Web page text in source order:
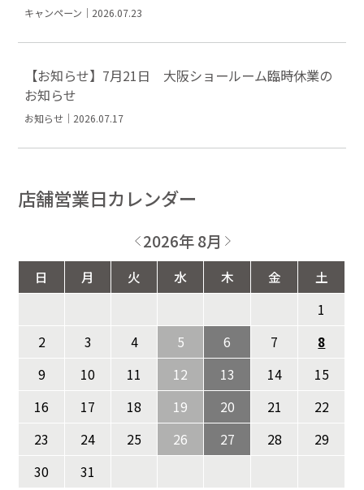
キャンペーン｜2026.07.23
【お知らせ】7月21日 大阪ショールーム臨時休業の
お知らせ
お知らせ｜2026.07.17
店舗営業日カレンダー
2026年 8月
日 月 火 水 木 金
土
1
2
3 4 5 6 7
8
9
10 11 12 13 14
15
16
17 18 19 20 21
22
23
24 25 26 27 28
29
30
31